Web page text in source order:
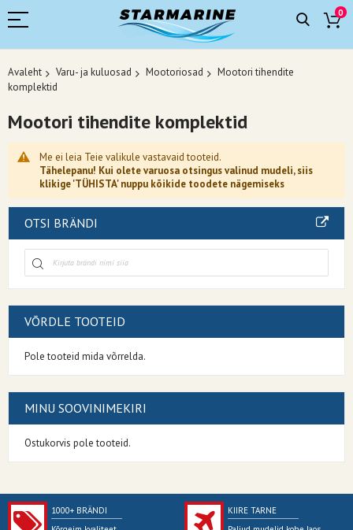
0
Avaleht Varu- ja kuluosad Mootoriosad
Mootori tihendite
komplektid
Mootori tihendite komplektid
Me ei leia Teie valikule vastavaid tooteid.
Tähelepanu! Kui olete varuosa otsingus valinud mudeli, siis
klikige 'TÜHISTA' nuppu kõikide toodete nägemiseks
OTSI BRÄNDI
VÕRDLE TOOTEID
Pole tooteid mida võrrelda.
MINU SOOVINIMEKIRI
Ostukorvis pole tooteid.
1000+ BRÄNDI
KIIRE TARNE